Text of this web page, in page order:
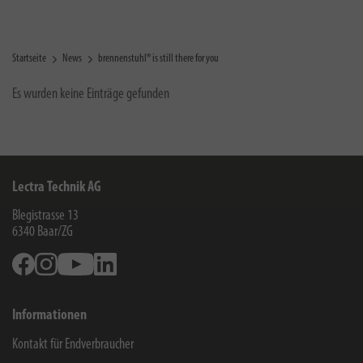
Startseite News brennenstuhl® is still there for you
Es wurden keine Einträge gefunden
Lectra Technik AG
Blegistrasse 13
6340 Baar/ZG
FacebookInstagramYoutube
Informationen
Kontakt für Endverbraucher